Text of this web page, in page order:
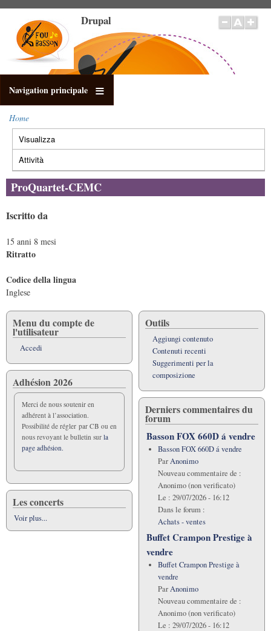
contenuto
principale
Drupal
Navigation principale
Briciole
di
pane
Home
Schede
primarie
Visualizza
attiva)
Attività
ProQuartet-CEMC
Iscritto da
15 anni 8 mesi
Ritratto
Codice della lingua
Inglese
Menu du compte de
l'utilisateur
Accedi
Adhésion 2026
Merci de nous soutenir en
adhérent à l’association.
Possibilité de régler par CB ou en
nous revoyant le bulletin sur la
page adhésion.
Les concerts
Voir plus...
Outils
Aggiungi contenuto
Contenuti recenti
Suggerimenti per la
composizione
Derniers commentaires du
forum
Basson FOX 660D á vendre
Basson FOX 660D á vendre
ParAnonimo
Nouveau commentaire de :
Anonimo (non verificato)
Le : 29/07/2026 - 16:12
Dans le forum :
Achats - ventes
Buffet Crampon Prestige à
vendre
Buffet Crampon Prestige à
vendre
ParAnonimo
Nouveau commentaire de :
Anonimo (non verificato)
Le : 29/07/2026 - 16:12